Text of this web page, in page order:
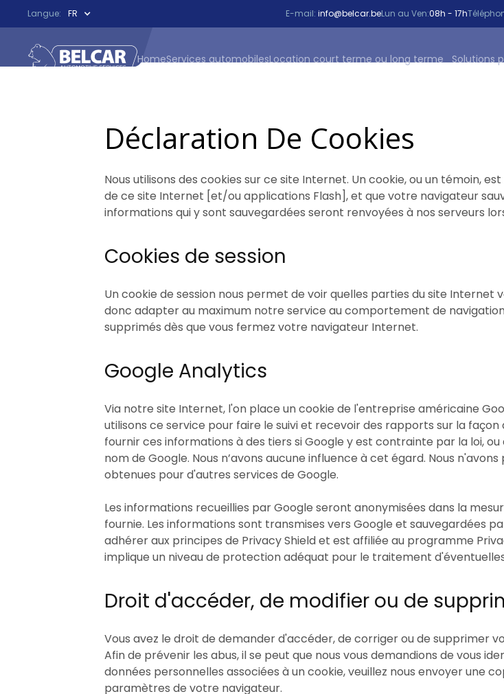
Langue: FR E-mail: info@belcar.beLun au Ven:08h - 17h
HomeServices automobilesLocation court terme ou long terme Solutions
Déclaration De Cookies
Nous utilisons des cookies sur ce site Internet. Un cookie, ou un témoin,
de ce site Internet [et/ou applications Flash], et que votre navigateur
informations qui y sont sauvegardées seront renvoyées à nos serveurs
Cookies de session
Un cookie de session nous permet de voir quelles parties du site Internet
donc adapter au maximum notre service au comportement de
supprimés dès que vous fermez votre navigateur Internet.
Google Analytics
Via notre site Internet, l'on place un cookie de l'entreprise américaine
utilisons ce service pour faire le suivi et recevoir des rapports sur la
fournir ces informations à des tiers si Google y est contrainte par la loi,
nom de Google. Nous n’avons aucune influence à cet égard. Nous
obtenues pour d'autres services de Google.
Les informations recueillies par Google seront anonymisées dans la
fournie. Les informations sont transmises vers Google et sauvegardées
adhérer aux principes de Privacy Shield et est affiliée au programme
implique un niveau de protection adéquat pour le traitement
Droit d'accéder, de modifier ou de
Vous avez le droit de demander d'accéder, de corriger ou de supprimer
Afin de prévenir les abus, il se peut que nous vous demandions de vous
données personnelles associées à un cookie, veuillez nous envoyer une
paramètres de votre navigateur.